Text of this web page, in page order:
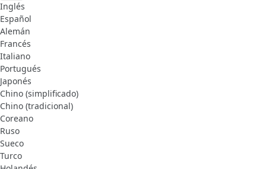
Inglés
Español
Alemán
Francés
Italiano
Portugués
Japonés
Chino (simplificado)
Chino (tradicional)
Coreano
Ruso
Sueco
Turco